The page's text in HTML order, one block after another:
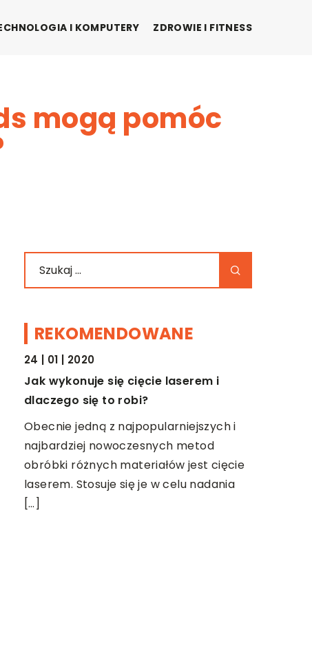
I KOMPUTERY ZDROWIE I FITNESS
mogą pomóc
REKOMENDOWANE
MOTO & TECH
24 | 01 | 2020
Jak wykonuje się cięcie laserem i
dlaczego się to robi?
Obecnie jedną z najpopularniejszych i
najbardziej nowoczesnych metod
obróbki różnych materiałów jest cięcie
laserem. Stosuje się je w celu nadania
[…]